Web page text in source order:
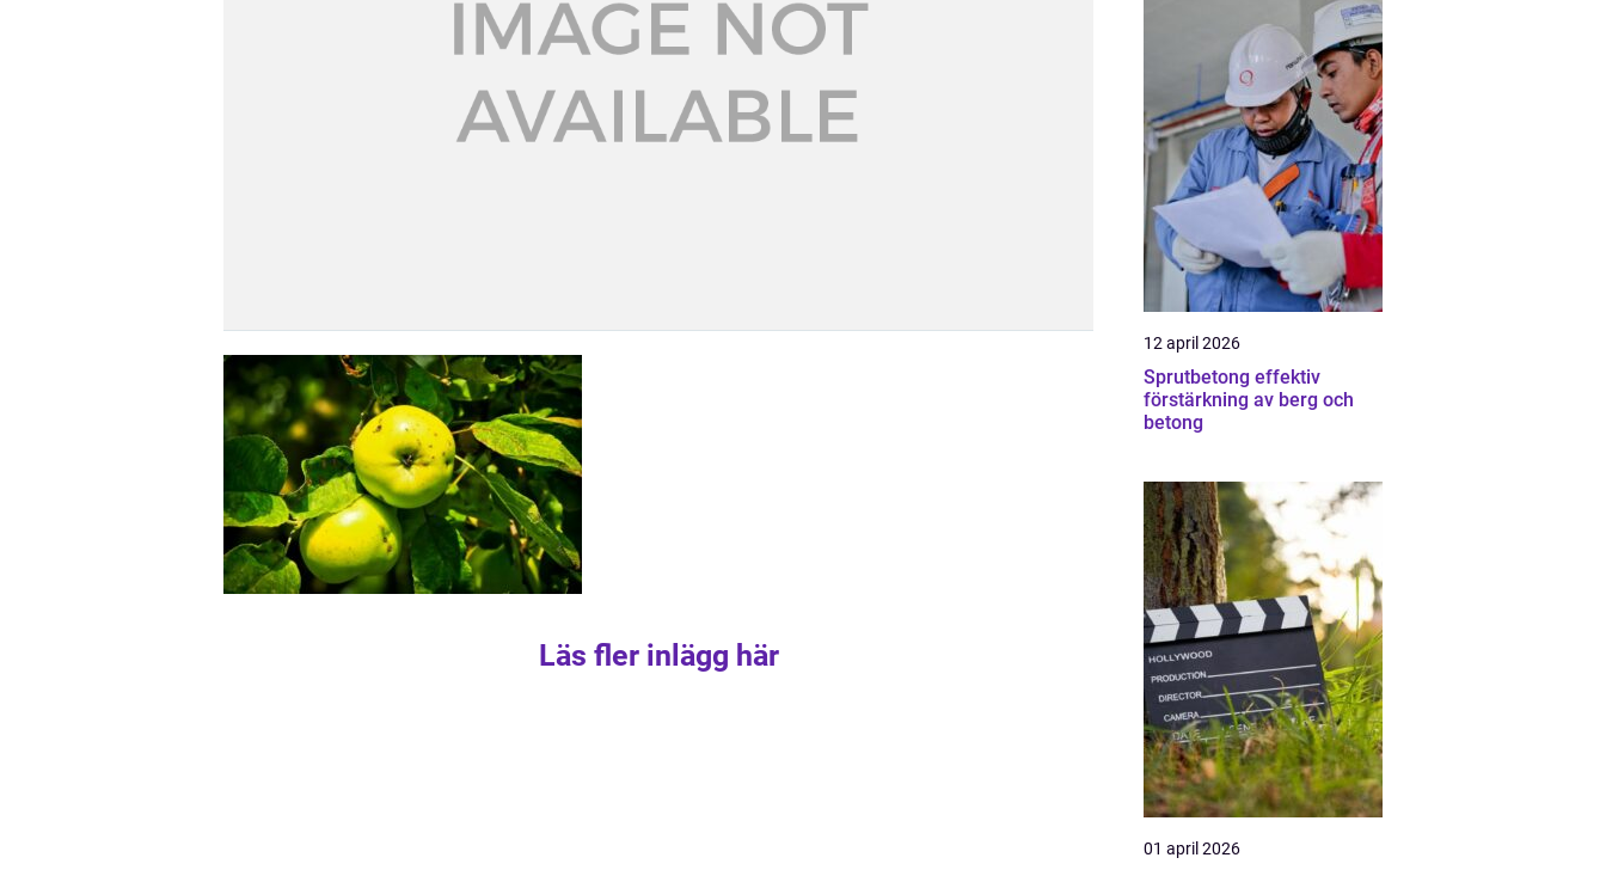
Läs fler inlägg här
12 april 2026
Sprutbetong effektiv
förstärkning av berg och
betong
01 april 2026